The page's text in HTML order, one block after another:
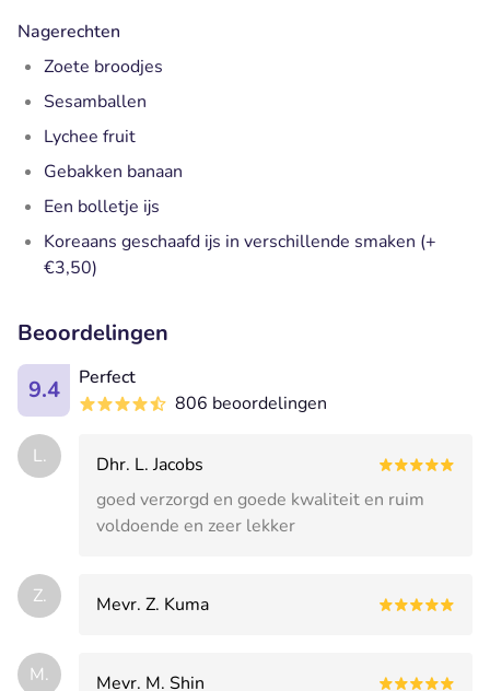
Nagerechten
Zoete broodjes
Sesamballen
Lychee fruit
Gebakken banaan
Een bolletje ijs
Koreaans geschaafd ijs in verschillende smaken (+
€3,50)
Beoordelingen
9.4
Perfect
806 beoordelingen
L.
Dhr. L. Jacobs
goed verzorgd en goede kwaliteit en ruim
voldoende en zeer lekker
Z. Mevr. Z. Kuma
M. Mevr. M. Shin